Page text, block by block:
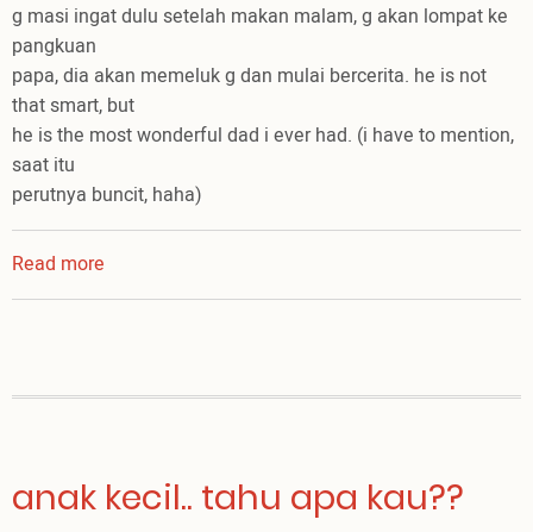
g masi ingat dulu setelah makan malam, g akan lompat ke
pangkuan
papa, dia akan memeluk g dan mulai bercerita. he is not
that smart, but
he is the most wonderful dad i ever had. (i have to mention,
saat itu
perutnya buncit, haha)
Read more
he
anak kecil.. tahu apa kau??